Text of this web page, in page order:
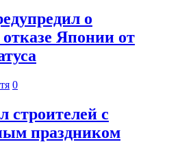
о
Японии от
0
строителей с
праздником